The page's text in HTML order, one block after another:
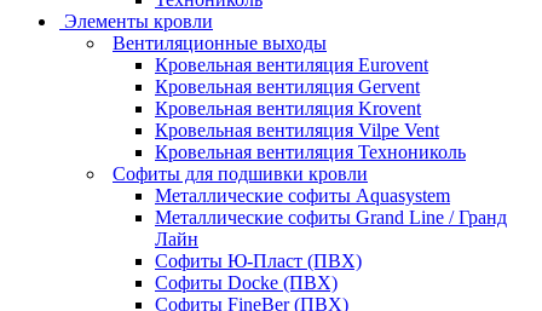
Элементы кровли
Вентиляционные выходы
Кровельная вентиляция Eurovent
Кровельная вентиляция Gervent
Кровельная вентиляция Krovent
Кровельная вентиляция Vilpe Vent
Кровельная вентиляция Технониколь
Cофиты для подшивки кровли
Металлические софиты Aquasystem
Металлические софиты Grand Line / Гранд
Лайн
Софиты Ю-Пласт (ПВХ)
Софиты Docke (ПВХ)
Софиты FineBer (ПВХ)